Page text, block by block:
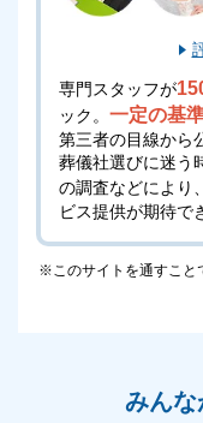
専門スタッフが
ック。 一定の基
第三者の目線から
葬儀社選びに迷う
の調査などにより
ビス提供が期待で
※このサイトを通すこと
みんな